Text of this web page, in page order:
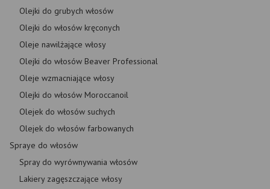
Olejki do grubych włosów
Olejki do włosów kręconych
Oleje nawilżające włosy
Olejki do włosów Beaver Professional
Oleje wzmacniające włosy
Olejki do włosów Moroccanoil
Olejek do włosów suchych
Olejek do włosów farbowanych
Spraye do włosów
Spray do wyrównywania włosów
Lakiery zagęszczające włosy